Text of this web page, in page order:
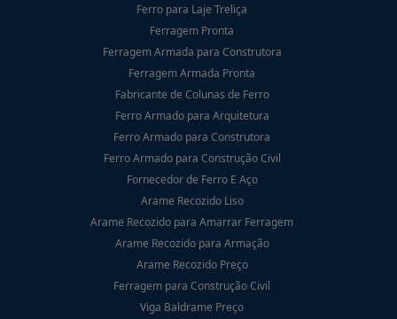
Ferro para Laje Treliça
Ferragem Pronta
Ferragem Armada para Construtora
Ferragem Armada Pronta
Fabricante de Colunas de Ferro
Ferro Armado para Arquitetura
Ferro Armado para Construtora
Ferro Armado para Construção Civil
Fornecedor de Ferro E Aço
Arame Recozido Liso
Arame Recozido para Amarrar Ferragem
Arame Recozido para Armação
Arame Recozido Preço
Ferragem para Construção Civil
Viga Baldrame Preço